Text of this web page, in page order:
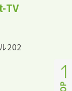
TV
202